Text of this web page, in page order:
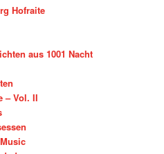
Hofraite
aus 1001 Nacht
– Vol. II